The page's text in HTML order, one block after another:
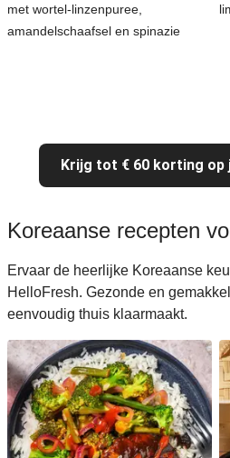
met wortel-linzenpuree,
amandelschaafsel en spinazie
Krijg tot € 60 korting op
Koreaanse recepten
Ervaar de heerlijke Koreaanse
HelloFresh. Gezonde en
eenvoudig thuis klaarmaakt.